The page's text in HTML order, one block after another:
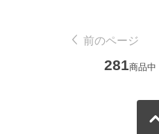
前のページ
281商品中